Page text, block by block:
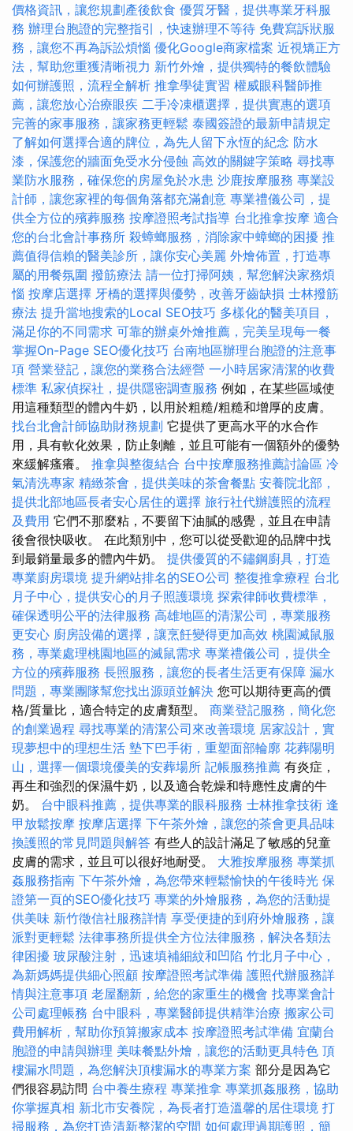
價格資訊，讓您規劃產後飲食 優質牙醫，提供專業牙科服
務 辦理台胞證的完整指引，快速辦理不等待 免費寫訴狀服
務，讓您不再為訴訟煩惱 優化Google商家檔案 近視矯正方
法，幫助您重獲清晰視力 新竹外燴，提供獨特的餐飲體驗
如何辦護照，流程全解析 推拿學徒實習 權威眼科醫師推
薦，讓您放心治療眼疾 二手冷凍櫃選擇，提供實惠的選項
完善的家事服務，讓家務更輕鬆 泰國簽證的最新申請規定
了解如何選擇合適的牌位，為先人留下永恆的紀念 防水
漆，保護您的牆面免受水分侵蝕 高效的關鍵字策略 尋找專
業防水服務，確保您的房屋免於水患 沙鹿按摩服務 專業設
計師，讓您家裡的每個角落都充滿創意 專業禮儀公司，提
供全方位的殯葬服務 按摩證照考試指導 台北推拿按摩 適合
您的台北會計事務所 殺蟑螂服務，消除家中蟑螂的困擾 推
薦值得信賴的醫美診所，讓你安心美麗 外燴佈置，打造專
屬的用餐氛圍 撥筋療法 請一位打掃阿姨，幫您解決家務煩
惱 按摩店選擇 牙橋的選擇與優勢，改善牙齒缺損 士林撥筋
療法 提升當地搜索的Local SEO技巧 多樣化的醫美項目，
滿足你的不同需求 可靠的辦桌外燴推薦，完美呈現每一餐
掌握On-Page SEO優化技巧 台南地區辦理台胞證的注意事
項 營業登記，讓您的業務合法經營 一小時居家清潔的收費
標準 私家偵探社，提供隱密調查服務 例如，在某些區域使
用這種類型的體內牛奶，以用於粗糙/粗糙和增厚的皮膚。
找台北會計師協助財務規劃 它提供了更高水平的水合作
用，具有軟化效果，防止剝離，並且可能有一個額外的優勢
來緩解瘙癢。 推拿與整復結合 台中按摩服務推薦討論區 冷
氣清洗專家 精緻茶會，提供美味的茶會餐點 安養院北部，
提供北部地區長者安心居住的選擇 旅行社代辦護照的流程
及費用 它們不那麼粘，不要留下油膩的感覺，並且在申請
後會很快吸收。 在此類別中，您可以從受歡迎的品牌中找
到最銷量最多的體內牛奶。 提供優質的不鏽鋼廚具，打造
專業廚房環境 提升網站排名的SEO公司 整復推拿療程 台北
月子中心，提供安心的月子照護環境 探索律師收費標準，
確保透明公平的法律服務 高雄地區的清潔公司，專業服務
更安心 廚房設備的選擇，讓烹飪變得更加高效 桃園滅鼠服
務，專業處理桃園地區的滅鼠需求 專業禮儀公司，提供全
方位的殯葬服務 長照服務，讓您的長者生活更有保障 漏水
問題，專業團隊幫您找出源頭並解決 您可以期待更高的價
格/質量比，適合特定的皮膚類型。 商業登記服務，簡化您
的創業過程 尋找專業的清潔公司來改善環境 居家設計，實
現夢想中的理想生活 墊下巴手術，重塑面部輪廓 花葬陽明
山，選擇一個環境優美的安葬場所 記帳服務推薦 有炎症，
再生和強烈的保濕牛奶，以及適合乾燥和特應性皮膚的牛
奶。 台中眼科推薦，提供專業的眼科服務 士林推拿技術 逢
甲放鬆按摩 按摩店選擇 下午茶外燴，讓您的茶會更具品味
換護照的常見問題與解答 有些人的設計滿足了敏感的兒童
皮膚的需求，並且可以很好地耐受。 大雅按摩服務 專業抓
姦服務指南 下午茶外燴，為您帶來輕鬆愉快的午後時光 保
證第一頁的SEO優化技巧 專業的外燴服務，為您的活動提
供美味 新竹徵信社服務詳情 享受便捷的到府外燴服務，讓
派對更輕鬆 法律事務所提供全方位法律服務，解決各類法
律困擾 玻尿酸注射，迅速填補細紋和凹陷 竹北月子中心，
為新媽媽提供細心照顧 按摩證照考試準備 護照代辦服務詳
情與注意事項 老屋翻新，給您的家重生的機會 找專業會計
公司處理帳務 台中眼科，專業醫師提供精準治療 搬家公司
費用解析，幫助你預算搬家成本 按摩證照考試準備 宜蘭台
胞證的申請與辦理 美味餐點外燴，讓您的活動更具特色 頂
樓漏水問題，為您解決頂樓漏水的專業方案 部分是因為它
們很容易訪問 台中養生療程 專業推拿 專業抓姦服務，協助
你掌握真相 新北市安養院，為長者打造溫馨的居住環境 打
掃服務，為您打造清新整潔的空間 如何處理過期護照，簡